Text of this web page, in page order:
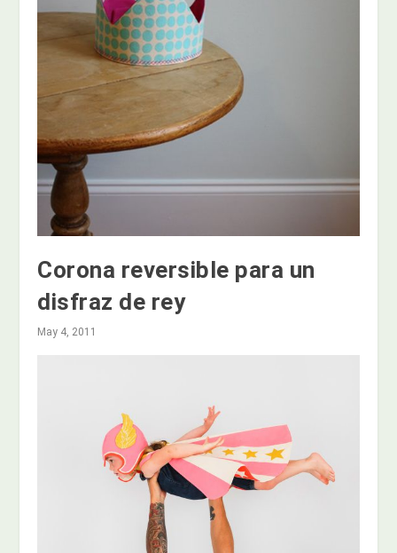
Corona reversible para un
disfraz de rey
May 4, 2011